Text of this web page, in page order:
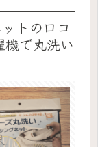
トの口コ
機で丸洗い